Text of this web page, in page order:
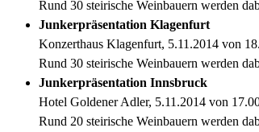
Rund 30 steirische Weinbauern werden
Junkerpräsentation Klagenfurt
Konzerthaus Klagenfurt, 5.11.2014 von
Rund 30 steirische Weinbauern werden
Junkerpräsentation Innsbruck
Hotel Goldener Adler, 5.11.2014 von
Rund 20 steirische Weinbauern werden